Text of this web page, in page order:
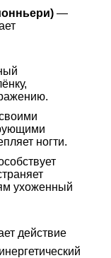
—
ногти.
ухоженный
действие